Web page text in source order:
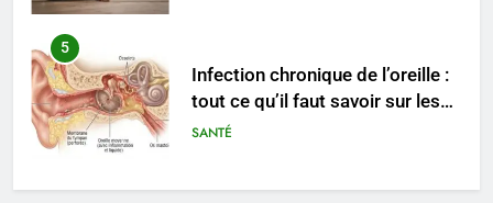
5
Infection chronique de l’oreille :
tout ce qu’il faut savoir sur les
saignements
SANTÉ
6